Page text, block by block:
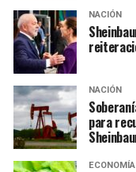
NACIÓN
NACIÓN
para
ECONOMÍA